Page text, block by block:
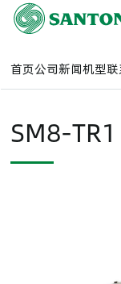
要
内
首页公司新闻机型
SM8-TR1